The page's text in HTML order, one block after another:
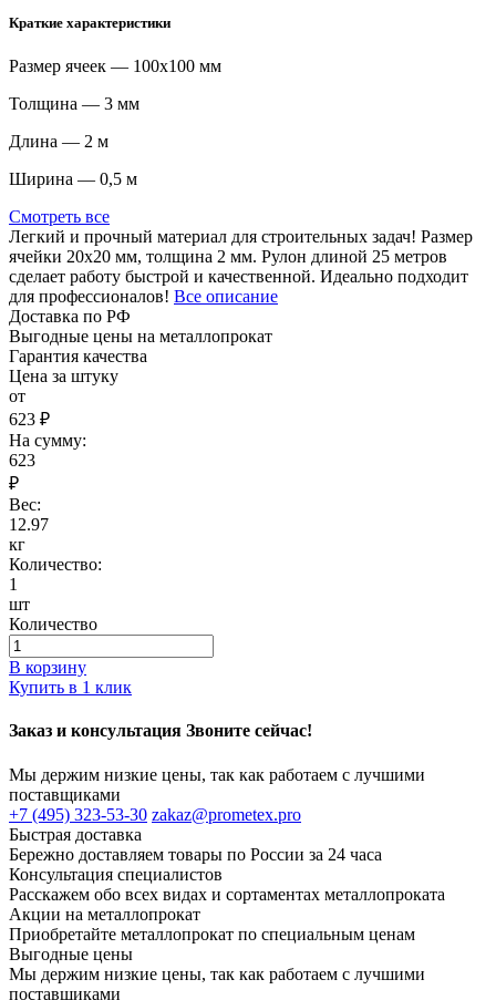
Краткие характеристики
Размер ячеек — 100х100 мм
Толщина — 3 мм
Длина — 2 м
Ширина — 0,5 м
Смотреть все
Легкий и прочный материал для строительных задач! Размер
ячейки 20х20 мм, толщина 2 мм. Рулон длиной 25 метров
сделает работу быстрой и качественной. Идеально подходит
для профессионалов! Все описание
Доставка по РФ
Выгодные цены на металлопрокат
Гарантия качества
Цена за штуку
от
623 ₽
На сумму:
623
₽
Вес:
12.97
кг
Количество:
1
шт
Количество
В корзину
Купить в 1 клик
Заказ и консультация Звоните сейчас!
Мы держим низкие цены, так как работаем с лучшими
поставщиками
+7 (495) 323-53-30 zakaz@prometex.pro
Быстрая доставка
Бережно доставляем товары по России за 24 часа
Консультация специалистов
Расскажем обо всех видах и сортаментах металлопроката
Акции на металлопрокат
Приобретайте металлопрокат по специальным ценам
Выгодные цены
Мы держим низкие цены, так как работаем с лучшими
поставщиками